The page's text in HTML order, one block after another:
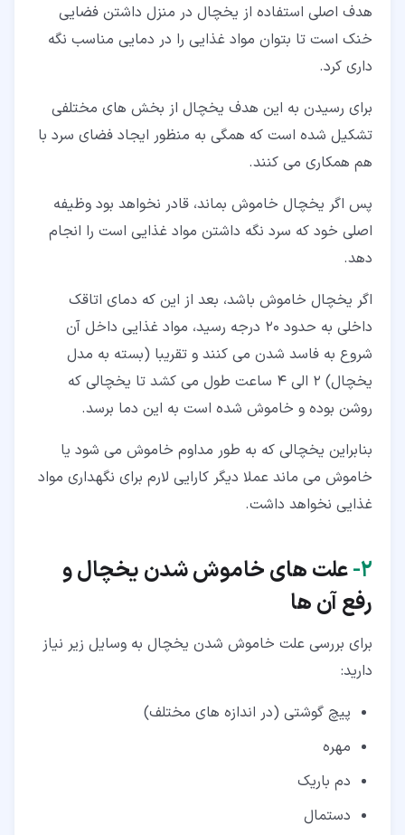
هدف اصلی استفاده از یخچال در منزل داشتن فضایی
خنک است تا بتوان مواد غذایی را در دمایی مناسب نگه
داری کرد.
برای رسیدن به این هدف یخچال از بخش های مختلفی
تشکیل شده است که همگی به منظور ایجاد فضای سرد با
هم همکاری می کنند.
پس اگر یخچال خاموش بماند، قادر نخواهد بود وظیفه
اصلی خود که سرد نگه داشتن مواد غذایی است را انجام
دهد.
اگر یخچال خاموش باشد، بعد از این که دمای اتاقک
داخلی به حدود 20 درجه رسید، مواد غذایی داخل آن
شروع به فاسد شدن می کنند و تقریبا (بسته به مدل
یخچال) 2 الی 4 ساعت طول می کشد تا یخچالی که
روشن بوده و خاموش شده است به این دما برسد.
بنابراین یخچالی که به طور مداوم خاموش می شود یا
خاموش می ماند عملا دیگر کارایی لارم برای نگهداری مواد
غذایی نخواهد داشت.
۲‏- علت های خاموش شدن یخچال و
رفع آن ها
برای بررسی علت خاموش شدن یخچال به وسایل زیر نیاز
دارید:
پیچ گوشتی (در اندازه های مختلف)
مهره
دم باریک
دستمال